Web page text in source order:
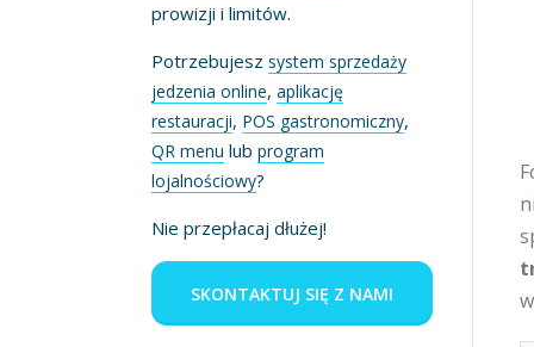
prowizji i limitów.
Potrzebujesz system sprzedaży
jedzenia online, aplikację
restauracji, POS gastronomiczny,
QR menu lub program
lojalnościowy?
Nie przepłacaj dłużej!
SKONTAKTUJ SIĘ Z NAMI